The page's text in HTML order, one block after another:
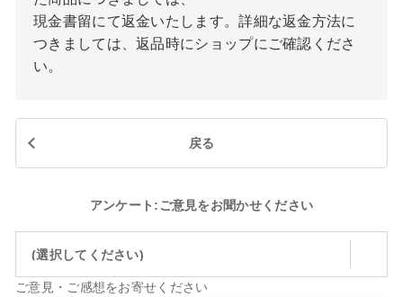
現金書留にて返金いたします。詳細な返金方法に
つきましては、返品時にショップにご確認くださ
い。
戻る
アンケート:ご意見をお聞かせください
(選択してください)
ご意見・ご感想をお寄せください